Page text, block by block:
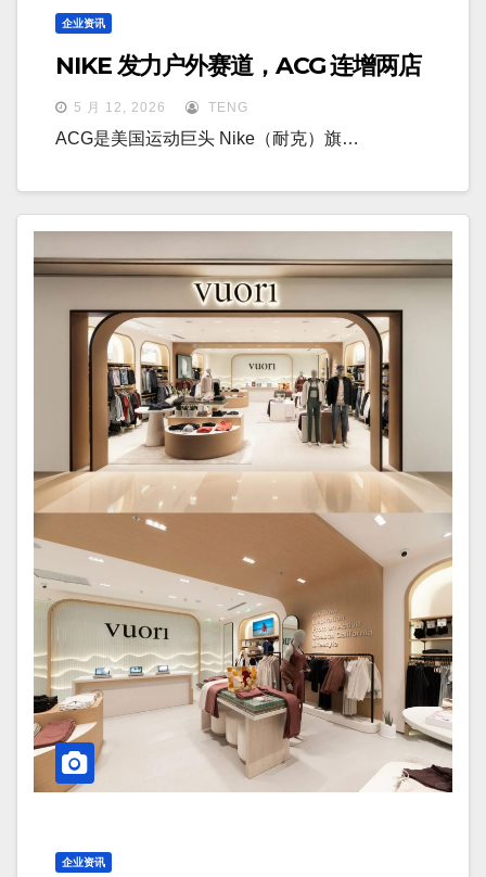
企业资讯
NIKE 发力户外赛道，ACG 连增两店
5 月 12, 2026 TENG
ACG是美国运动巨头 Nike（耐克）旗…
企业资讯